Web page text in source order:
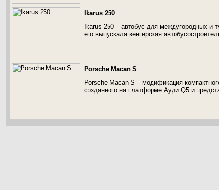
Ikarus 250
Ikarus 250 – автобус для междугородных и
его выпускала венгерская
Porsche Macan S
Porsche Macan S – модификация
созданного на платформе Ауди Q5 и